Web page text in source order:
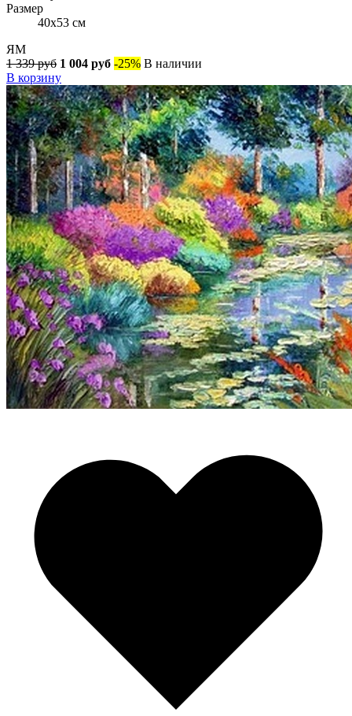
Размер
40x53 см
ЯМ
1 339 руб 1 004 руб -25% В наличии
В корзину